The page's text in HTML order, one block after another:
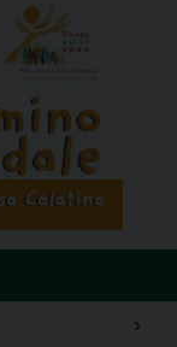
›